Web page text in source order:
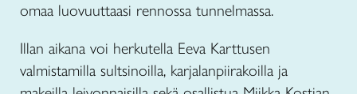
omaa luovuuttaasi rennossa tunnelmassa.
Illan aikana voi herkutella Eeva Karttusen
valmistamilla sultsinoilla, karjalanpiirakoilla ja